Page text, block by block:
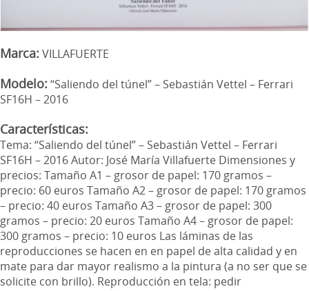
Marca:VILLAFUERTE
Modelo:“Saliendo del túnel” – Sebastián Vettel – Ferrari
SF16H – 2016
Características:
Tema: “Saliendo del túnel” – Sebastián Vettel – Ferrari
SF16H – 2016 Autor: José María Villafuerte Dimensiones y
precios: Tamaño A1 – grosor de papel: 170 gramos –
precio: 60 euros Tamaño A2 – grosor de papel: 170 gramos
– precio: 40 euros Tamaño A3 – grosor de papel: 300
gramos – precio: 20 euros Tamaño A4 – grosor de papel:
300 gramos – precio: 10 euros Las láminas de las
reproducciones se hacen en en papel de alta calidad y en
mate para dar mayor realismo a la pintura (a no ser que se
solicite con brillo). Reproducción en tela: pedir